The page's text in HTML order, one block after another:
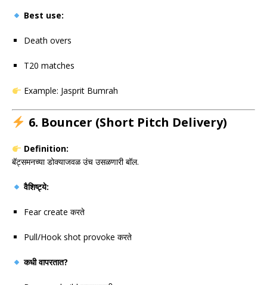
Best use:
Death overs
T20 matches
Example: Jasprit Bumrah
6. Bouncer (Short Pitch Delivery)
Definition:
बॅट्समनच्या डोक्याजवळ उंच उसळणारी बॉल.
वैशिष्ट्ये:
Fear create करते
Pull/Hook shot provoke करते
कधी वापरतात?